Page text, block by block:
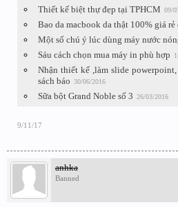
Thiết kế biệt thự đẹp tại TPHCM 09/
Bao da macbook da thật 100% giá
Một số chú ý lúc dùng máy nước
Sáu cách chọn mua máy in phù hợp
Nhận thiết kế ,làm slide
sách báo 30/06/2016
Sữa bột Grand Noble số 3 26/03/2016
9/11/17
anhka
Banned